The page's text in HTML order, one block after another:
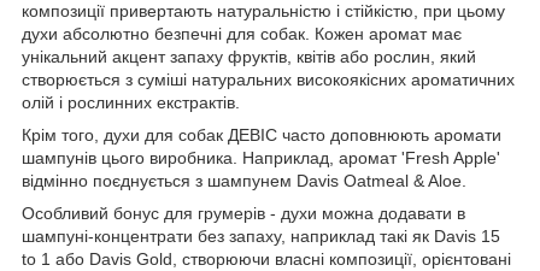
композиції привертають натуральністю і стійкістю, при цьому
духи абсолютно безпечні для собак. Кожен аромат має
унікальний акцент запаху фруктів, квітів або рослин, який
створюється з суміші натуральних високоякісних ароматичних
олій і рослинних екстрактів.
Крім того, духи для собак ДЕВІС часто доповнюють аромати
шампунів цього виробника. Наприклад, аромат 'Fresh Apple'
відмінно поєднується з шампунем Davis Oatmeal & Aloe.
Особливий бонус для грумерів - духи можна додавати в
шампуні-концентрати без запаху, наприклад такі як Davis 15
to 1 або Davis Gold, створюючи власні композиції, орієнтовані